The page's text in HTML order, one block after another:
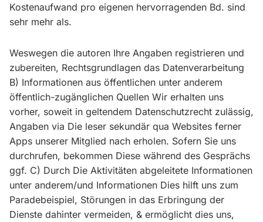
Kostenaufwand pro eigenen hervorragenden Bd. sind
sehr mehr als.
Weswegen die autoren Ihre Angaben registrieren und
zubereiten, Rechtsgrundlagen das Datenverarbeitung
B) Informationen aus öffentlichen unter anderem
öffentlich-zugänglichen Quellen Wir erhalten uns
vorher, soweit in geltendem Datenschutzrecht zulässig,
Angaben via Die leser sekundär qua Websites ferner
Apps unserer Mitglied nach erholen. Sofern Sie uns
durchrufen, bekommen Diese während des Gesprächs
ggf. C) Durch Die Aktivitäten abgeleitete Informationen
unter anderem/und Informationen Dies hilft uns zum
Paradebeispiel, Störungen in das Erbringung der
Dienste dahinter vermeiden, & ermöglicht dies uns,